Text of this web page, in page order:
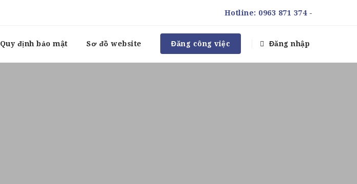
Hotline: 0963 871 374-
Quy định bảo mật Sơ đồ website Đăng công việc Đăng nhập